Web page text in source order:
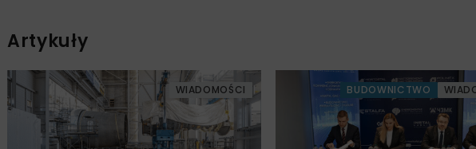
Artykuły
WIADOMOŚCI BUDOWNICTWO